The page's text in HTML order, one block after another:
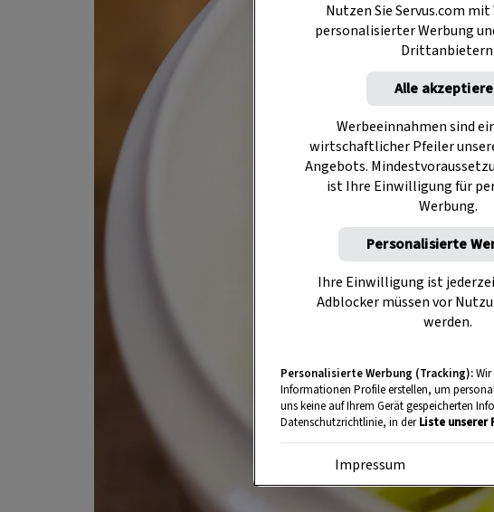
Nutzen Sie Servus.com mit
personalisierter Werbung
Drittanbietern.
Alle
Werbeeinnahmen sind
wirtschaftlicher Pfeiler
Angebots.
ist Ihre Einwilligung für
Werbung.
Personalisierte
Ihre Einwilligung ist
Adblocker müssen vor
werden.
Personalisierte Werbung (Tracking):
Informationen Profile erstellen, um
uns keine auf Ihrem Gerät gespeicherten
Datenschutzrichtlinie, in derListe unserer
Impressum